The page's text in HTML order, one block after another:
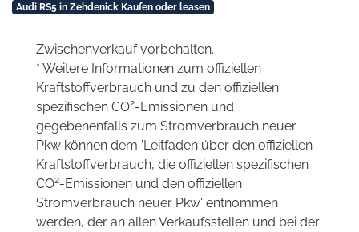
Audi RS5 in Zehdenick Kaufen oder leasen
Zwischenverkauf vorbehalten.
* Weitere Informationen zum offiziellen
Kraftstoffverbrauch und zu den offiziellen
spezifischen CO2-Emissionen und
gegebenenfalls zum Stromverbrauch neuer
Pkw können dem 'Leitfaden über den offiziellen
Kraftstoffverbrauch, die offiziellen spezifischen
CO2-Emissionen und den offiziellen
Stromverbrauch neuer Pkw' entnommen
werden, der an allen Verkaufsstellen und bei der